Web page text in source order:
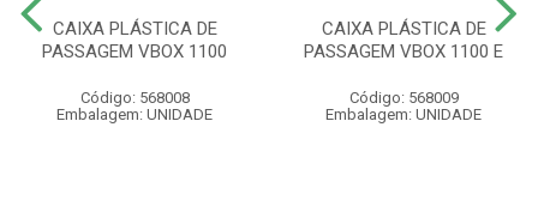
CAIXA PLÁSTICA DE
PASSAGEM VBOX 1100
Código: 568008
Embalagem: UNIDADE
CAIXA PLÁSTICA DE
PASSAGEM VBOX 1100 E
Código: 568009
Embalagem: UNIDADE